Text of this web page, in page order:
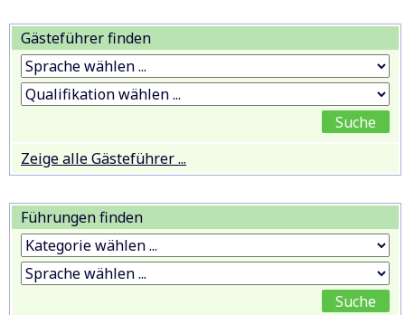
Gästeführer finden
Zeige alle Gästeführer ...
Führungen finden